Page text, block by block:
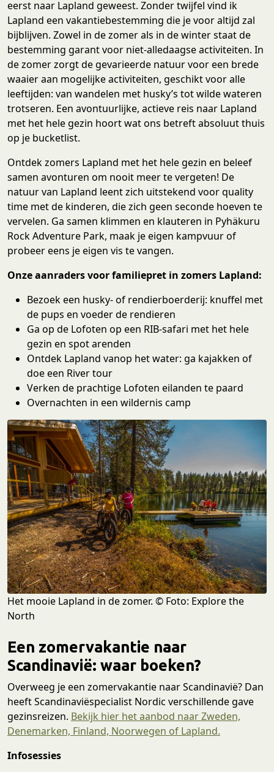
eerst naar Lapland geweest. Zonder twijfel vind ik
Lapland een vakantiebestemming die je voor altijd zal
bijblijven. Zowel in de zomer als in de winter staat de
bestemming garant voor niet-alledaagse activiteiten. In
de zomer zorgt de gevarieerde natuur voor een brede
waaier aan mogelijke activiteiten, geschikt voor alle
leeftijden: van wandelen met husky’s tot wilde wateren
trotseren. Een avontuurlijke, actieve reis naar Lapland
met het hele gezin hoort wat ons betreft absoluut thuis
op je bucketlist.
Ontdek zomers Lapland met het hele gezin en beleef
samen avonturen om nooit meer te vergeten! De
natuur van Lapland leent zich uitstekend voor quality
time met de kinderen, die zich geen seconde hoeven te
vervelen. Ga samen klimmen en klauteren in Pyhäkuru
Rock Adventure Park, maak je eigen kampvuur of
probeer eens je eigen vis te vangen.
Onze aanraders voor familiepret in zomers Lapland:
Bezoek een husky- of rendierboerderij: knuffel met
de pups en voeder de rendieren
Ga op de Lofoten op een RIB-safari met het hele
gezin en spot arenden
Ontdek Lapland vanop het water: ga kajakken of
doe een River tour
Verken de prachtige Lofoten eilanden te paard
Overnachten in een wildernis camp
Het mooie Lapland in de zomer. © Foto: Explore the
North
Een zomervakantie naar
Scandinavië: waar boeken?
Overweeg je een zomervakantie naar Scandinavië? Dan
heeft Scandinaviëspecialist Nordic verschillende gave
gezinsreizen. Bekijk hier het aanbod naar Zweden,
Denemarken, Finland, Noorwegen of Lapland.
Infosessies